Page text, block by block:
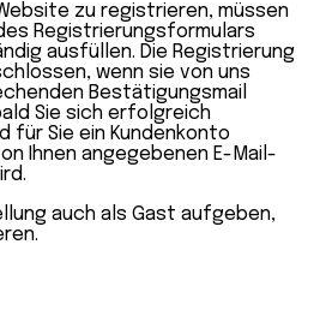
zu registrieren, müssen
Registrierungsformulars
ausfüllen. Die Registrierung
wenn sie von uns
Bestätigungsmail
Sie sich erfolgreich
für Sie ein Kundenkonto
Ihnen angegebenen E-Mail-
auch als Gast aufgeben,